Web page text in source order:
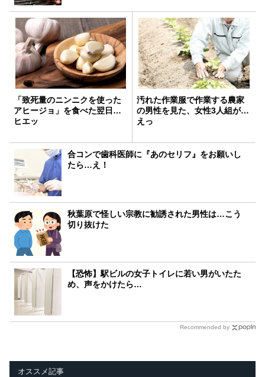
「致死量のニンニクを使った
アヒージョ」を食べた翌日…
ヒエッ
汚れた作業服で作業する農家
の男性を見た、女性3人組が…
えっ
合コンで歯科医師に『あのセリフ』をお願いし
たら…え！
秋葉原で怪しい宗教に勧誘された男性は…こう
切り抜けた
【恐怖】駅ビルの女子トイレに若い男がいたた
め、声をかけたら…
Recommended by
オススメ記事